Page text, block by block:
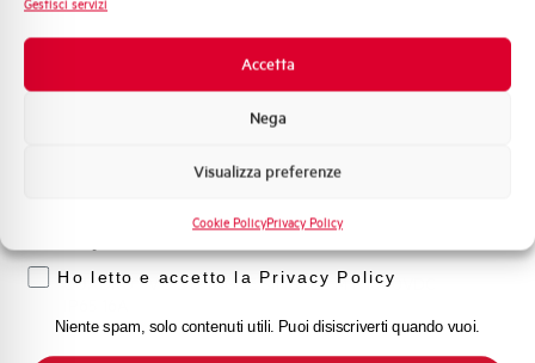
Gestisci servizi
Accetta
Nega
Visualizza preferenze
Cookie PolicyPrivacy Policy
PV-QFM3S-16
QUADRO FV 3 STRINGHE SINGOLE MT 1000VDC
Promozioni e offerte
Formazione tecnica
Voglio ricevere aggiornamenti, novità di
Ho letto e accetto la Privacy Policy
Niente spam, solo contenuti utili. Puoi disiscriverti quando vuoi.